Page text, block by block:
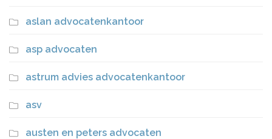
aslan advocatenkantoor
asp advocaten
astrum advies advocatenkantoor
asv
austen en peters advocaten